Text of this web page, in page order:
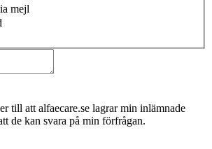
mejl
till att alfaecare.se lagrar min inlämnade
de kan svara på min förfrågan.